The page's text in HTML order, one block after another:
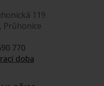
119
Průhonice
770
doba